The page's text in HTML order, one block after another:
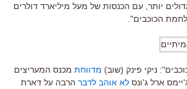
יותר, עם הכנסות של מעל מיליארד דולרים
הכוכבים".
ניקי פינק (שוב) מדווחת מכנס המעריצים
ארל ג'ונס לא אוהב לדבר הרבה על דארת